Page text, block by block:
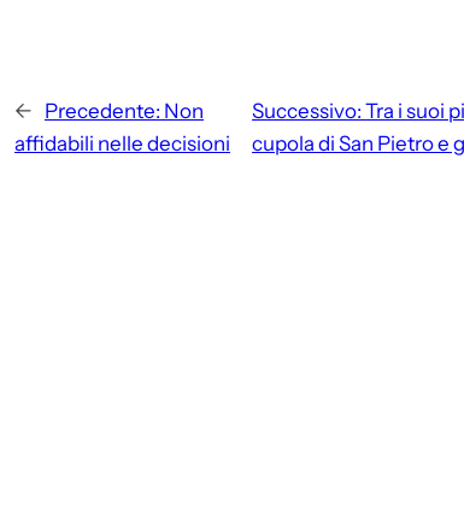
← Precedente: Non
affidabili nelle decisioni
Successivo: Tra i suoi
cupola di San Pietro e